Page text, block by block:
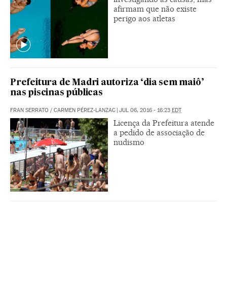
afirmam que não existe
perigo aos atletas
Prefeitura de Madri autoriza ‘dia sem maiô’
nas piscinas públicas
FRAN SERRATO / CARMEN PÉREZ-LANZAC | JUL 06, 2016 - 16:23 EDT
Licença da Prefeitura atende
a pedido de associação de
nudismo